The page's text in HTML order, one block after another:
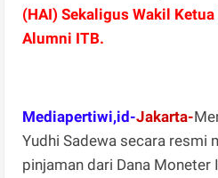
(HAI) Sekaligus Wakil
Alumni ITB.
Mediapertiwi,id-Jakarta-
Yudhi Sadewa secara resmi
pinjaman dari Dana